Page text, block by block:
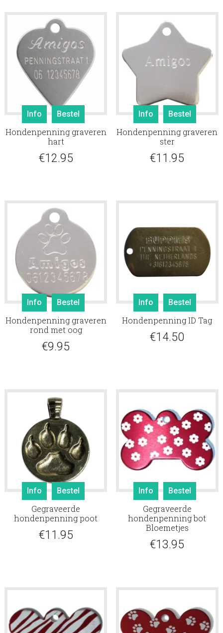
Info Bestel
Hondenpenning graveren
hart
€12.95
Info Bestel
Hondenpenning graveren
ster
€11.95
Info Bestel
Hondenpenning graveren
rond met oog
€9.95
Info Bestel
Hondenpenning ID Tag
€14.50
Info Bestel
Gegraveerde
hondenpenning poot
€11.95
Info Bestel
Gegraveerde
hondenpenning bot
Bloemetjes
€13.95